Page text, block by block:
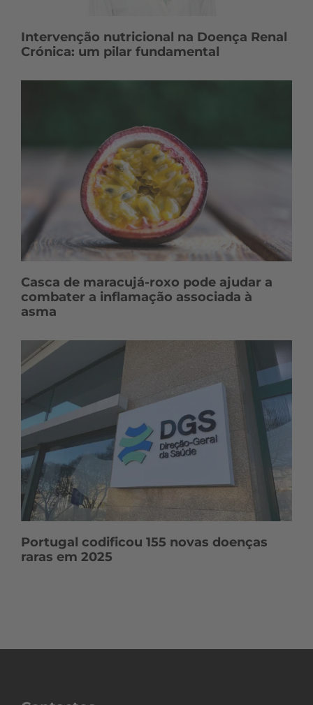
Intervenção nutricional na Doença Renal
Crónica: um pilar fundamental
Casca de maracujá-roxo pode ajudar a
combater a inflamação associada à
asma
Portugal codificou 155 novas doenças
raras em 2025